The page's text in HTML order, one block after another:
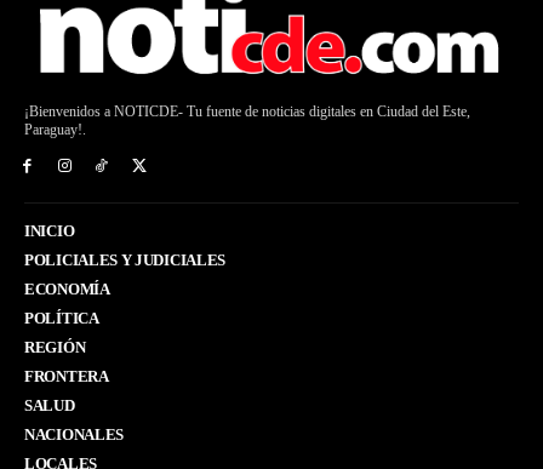
¡Bienvenidos a NOTICDE- Tu fuente de noticias digitales en Ciudad del Este,
Paraguay!.
INICIO
POLICIALES Y JUDICIALES
ECONOMÍA
POLÍTICA
REGIÓN
FRONTERA
SALUD
NACIONALES
LOCALES